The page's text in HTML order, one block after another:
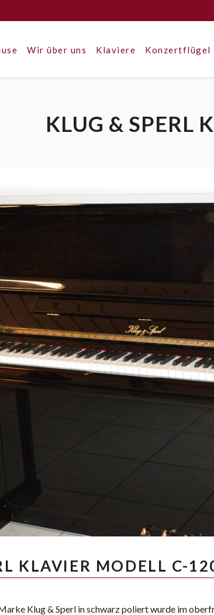
Wir über uns Klaviere Konzertflügel
KLUG & SPERL
KLAVIER MODELL C-
Klug & Sperl in schwarz poliert wurde im